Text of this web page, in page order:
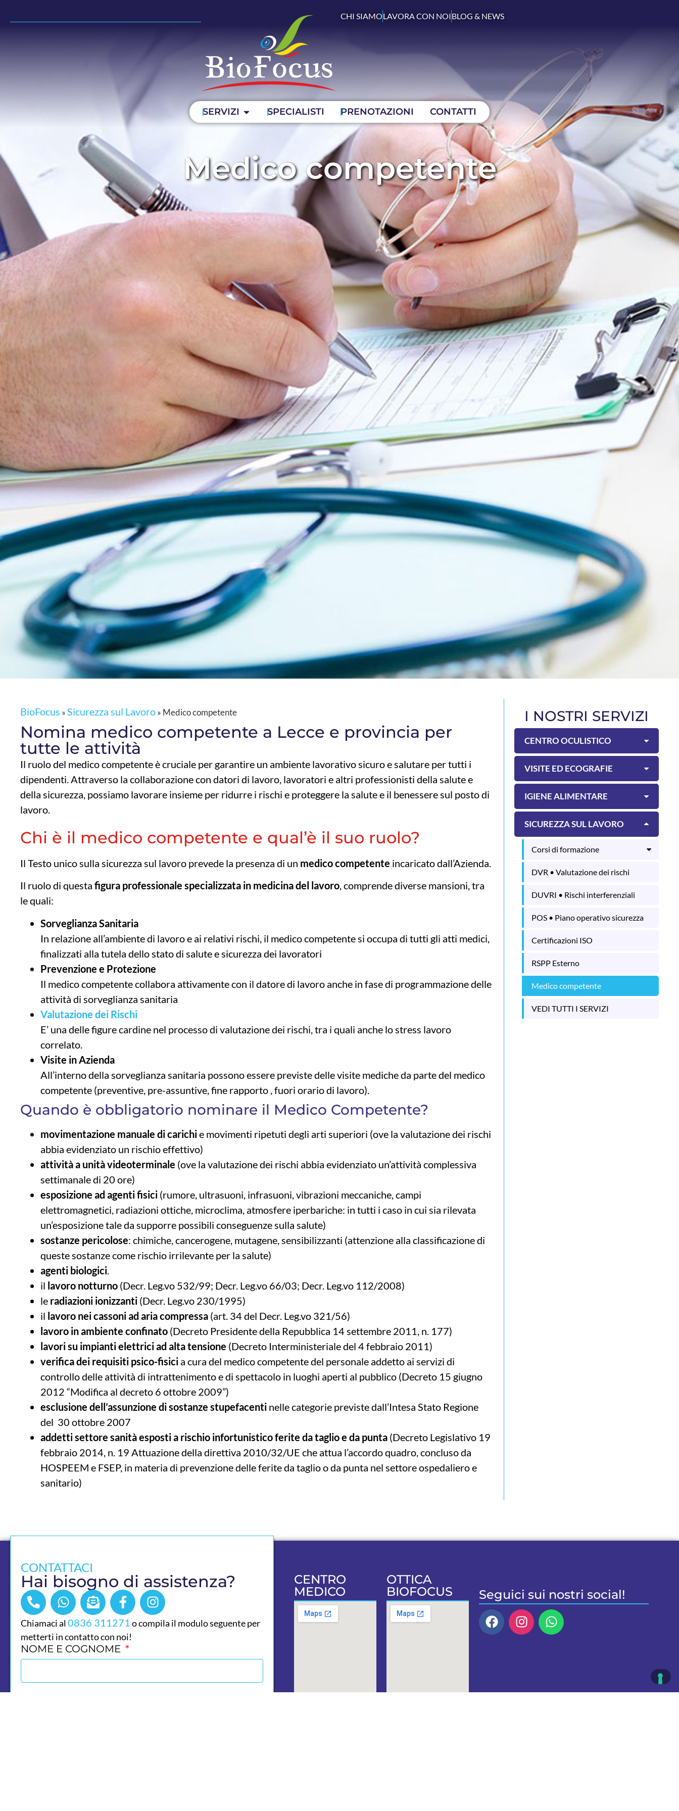
CHI SIAMOLAVORA CON NOIBLOG & NEWS
SERVIZI SPECIALISTI PRENOTAZIONI CONTATTI
Medico competente
BioFocus » Sicurezza sul Lavoro» Medico competente
Nomina medico competente a Lecce e provincia per
tutte le attività
Il ruolo del medico competente è cruciale per garantire un ambiente lavorativo sicuro e salutare per tutti i
dipendenti. Attraverso la collaborazione con datori di lavoro, lavoratori e altri professionisti della salute e
della sicurezza, possiamo lavorare insieme per ridurre i rischi e proteggere la salute e il benessere sul posto di
lavoro.
Chi è il medico competente e qual’è il suo ruolo?
Il Testo unico sulla sicurezza sul lavoro prevede la presenza di un medico competente incaricato dall’Azienda.
Il ruolo di questa figura professionale specializzata in medicina del lavoro, comprende diverse mansioni, tra
le quali:
Sorveglianza Sanitaria
In relazione all’ambiente di lavoro e ai relativi rischi, il medico competente si occupa di tutti gli atti medici,
finalizzati alla tutela dello stato di salute e sicurezza dei lavoratori
Prevenzione e Protezione
Il medico competente collabora attivamente con il datore di lavoro anche in fase di programmazione delle
attività di sorveglianza sanitaria
Valutazione dei Rischi
E’ una delle figure cardine nel processo di valutazione dei rischi, tra i quali anche lo stress lavoro
correlato.
Visite in Azienda
All’interno della sorveglianza sanitaria possono essere previste delle visite mediche da parte del medico
competente (preventive, pre-assuntive, fine rapporto , fuori orario di lavoro).
Quando è obbligatorio nominare il Medico Competente?
movimentazione manuale di carichie movimenti ripetuti degli arti superiori (ove la valutazione dei rischi
abbia evidenziato un rischio effettivo)
attività a unità videoterminale (ove la valutazione dei rischi abbia evidenziato un’attività complessiva
settimanale di 20 ore)
esposizione ad agenti fisici (rumore, ultrasuoni, infrasuoni, vibrazioni meccaniche, campi
elettromagnetici, radiazioni ottiche, microclima, atmosfere iperbariche: in tutti i caso in cui sia rilevata
un’esposizione tale da supporre possibili conseguenze sulla salute)
sostanze pericolose: chimiche, cancerogene, mutagene, sensibilizzanti (attenzione alla classificazione di
queste sostanze come rischio irrilevante per la salute)
agenti biologici
il lavoro notturno (Decr. Leg.vo 532/99; Decr. Leg.vo 66/03; Decr. Leg.vo 112/2008)
le radiazioni ionizzanti (Decr. Leg.vo 230/1995)
il lavoro nei cassoni ad aria compressa (art. 34 del Decr. Leg.vo 321/56)
lavoro in ambiente confinato (Decreto Presidente della Repubblica 14 settembre 2011, n. 177)
lavori su impianti elettrici ad alta tensione (Decreto Interministeriale del 4 febbraio 2011)
verifica dei requisiti psico-fisici a cura del medico competente del personale addetto ai servizi di
controllo delle attività di intrattenimento e di spettacolo in luoghi aperti al pubblico (Decreto 15 giugno
2012 “Modifica al decreto 6 ottobre 2009”)
esclusione dell’assunzione di sostanze stupefacenti nelle categorie previste dall’Intesa Stato Regione
del 30 ottobre 2007
addetti settore sanità esposti a rischio infortunistico ferite da taglio e da punta (Decreto Legislativo 19
febbraio 2014, n. 19 Attuazione della direttiva 2010/32/UE che attua l’accordo quadro, concluso da
HOSPEEM e FSEP, in materia di prevenzione delle ferite da taglio o da punta nel settore ospedaliero e
sanitario)
I NOSTRI SERVIZI
CENTRO OCULISTICO
VISITE ED ECOGRAFIE
IGIENE ALIMENTARE
SICUREZZA SUL LAVORO
Corsi di formazione
DVR • Valutazione dei rischi
DUVRI • Rischi interferenziali
POS • Piano operativo sicurezza
Certificazioni ISO
RSPP Esterno
Medico competente
VEDI TUTTI I SERVIZI
CONTATTACI
Hai bisogno di assistenza?
Chiamaci al0836 311271 o compila il modulo seguente per
metterti in contatto con noi!
NOME E COGNOME
CENTRO
MEDICO
OTTICA
BIOFOCUS
Seguici sui nostri social!